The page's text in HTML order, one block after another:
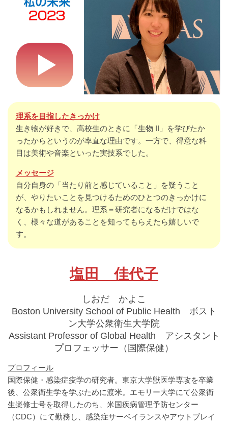
理系を目指したきっかけ
生き物が好きで、高校生のときに「生物 II」を学びたか
ったからというのが率直な理由です。一方で、得意な科
目は美術や音楽といった実技系でした。
メッセージ
自分自身の「当たり前と感じていること」を疑うこと
が、やりたいことを見つけるためのひとつのきっかけに
なるかもしれません。理系＝研究者になるだけではな
く、様々な道があることを知ってもらえたら嬉しいで
す。
塩田 佳代子
しおだ かよこ
Boston University School of Public Health ボスト
ン大学公衆衛生大学院
Assistant Professor of Global Health アシスタント
プロフェッサー（国際保健）
プロフィール
国際保健・感染症疫学の研究者。東京大学獣医学専攻を卒業
後、公衆衛生学を学ぶために渡米。エモリー大学にて公衆衛
生楽修士号を取得したのち、米国疾病管理予防センター
（CDC）にて勤務し、感染症サーベイランスやアウトブレイ